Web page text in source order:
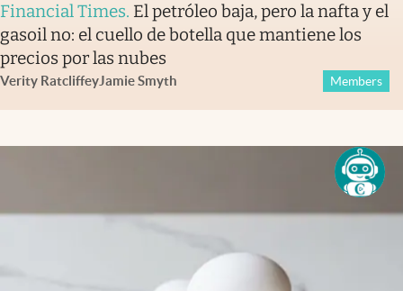
Financial Times. El petróleo baja, pero la nafta y el
gasoil no: el cuello de botella que mantiene los
precios por las nubes
Verity RatcliffeyJamie Smyth Members